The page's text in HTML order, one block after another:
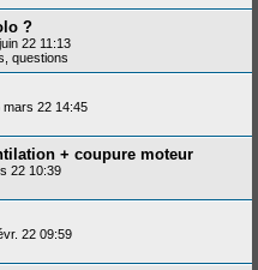
?
22 11:13
questions
mars 22 14:45
+ coupure moteur
22 10:39
22 09:59